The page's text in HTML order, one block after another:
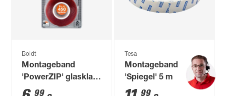
Boldt
Montageband
'PowerZIP' glasklar
wasserfest 1,5 m
99
Tesa
Montageband
'Spiegel' 5 m
99